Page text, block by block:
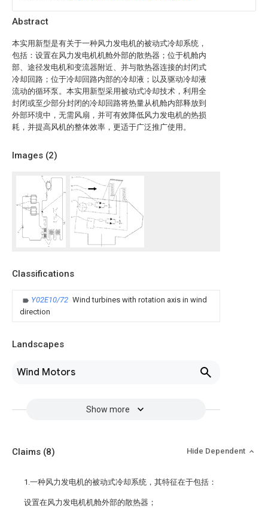
Abstract
本实用新型是有关于一种风力发电机的被动式冷却系统，
包括：设置在风力发电机机舱外部的散热器；位于机舱内
部、途径发电机和变流器附近、并与散热器连接的封闭式
冷却回路；位于冷却回路内部的冷却液；以及驱动冷却液
流动的循环泵。本实用新型采用被动式冷却技术，利用全
封闭或至少部分封闭的冷却回路将热量从机舱内部释放到
外部环境中，无需风扇，并可有效降低风力发电机的热损
耗，并提高风机的整体效率，更适于广泛推广使用。
Images (2)
Classifications
Y02E10/72 Wind turbines with rotation axis in wind
direction
Landscapes
Wind Motors
Show more
Claims (8) Hide Dependent
1.一种风力发电机的被动式冷却系统，其特征在于包括：
设置在风力发电机机舱外部的散热器；